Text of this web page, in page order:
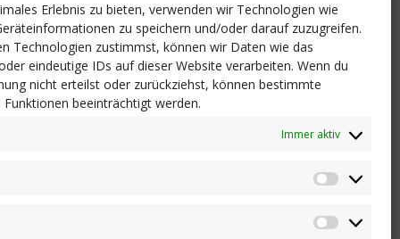
Erlebnis zu bieten, verwenden wir Technologien wie
zu speichern und/oder darauf zuzugreifen.
Technologien zustimmst, können wir Daten wie das
eindeutige IDs auf dieser Website verarbeiten. Wenn du
nicht erteilst oder zurückziehst, können bestimmte
beeinträchtigt werden.
Immer aktiv